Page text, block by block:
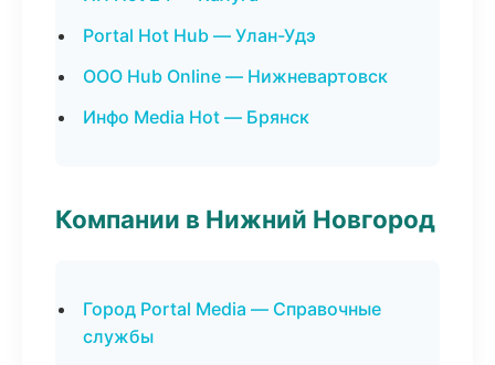
Portal Hot Hub — Улан-Удэ
ООО Hub Online — Нижневартовск
Инфо Media Hot — Брянск
Компании в Нижний Новгород
Город Portal Media — Справочные
службы